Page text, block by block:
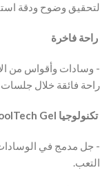
لتحقيق وضوح ودقة
‫ راحة فاخرة
‫- وسادات وأقواس من
راحة فائقة خلال
‫ تكنولوجيا CoolTech Gel
‫- جل مدمج في الوسادات
التعب.